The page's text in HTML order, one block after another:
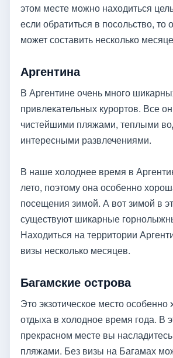
этом месте можно находиться
если обратиться в посольство, то
может составить несколько
Аргентина
В Аргентине очень много
привлекательных курортов. Все
чистейшими пляжами, теплыми
интересными развлечениями.
В наше холоднее время в
лето, поэтому она особенно
посещения зимой. А вот зимой в
существуют шикарные
Находиться на территории
визы несколько месяцев.
Багамские острова
Это экзотическое место
отдыха в холодное время года. В
прекрасном месте вы
пляжами. Без визы на Багамах